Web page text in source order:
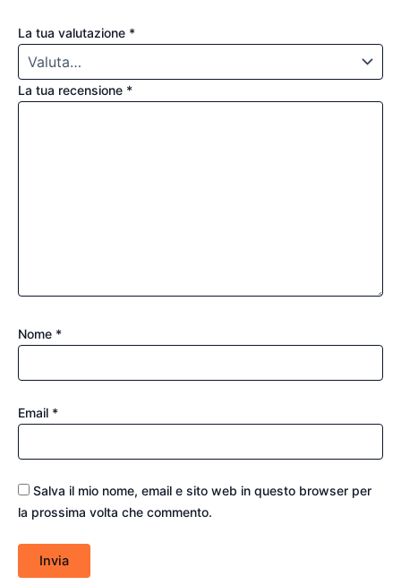
La tua valutazione *
La tua recensione *
Nome *
Email *
Salva il mio nome, email e sito web in questo browser per
la prossima volta che commento.